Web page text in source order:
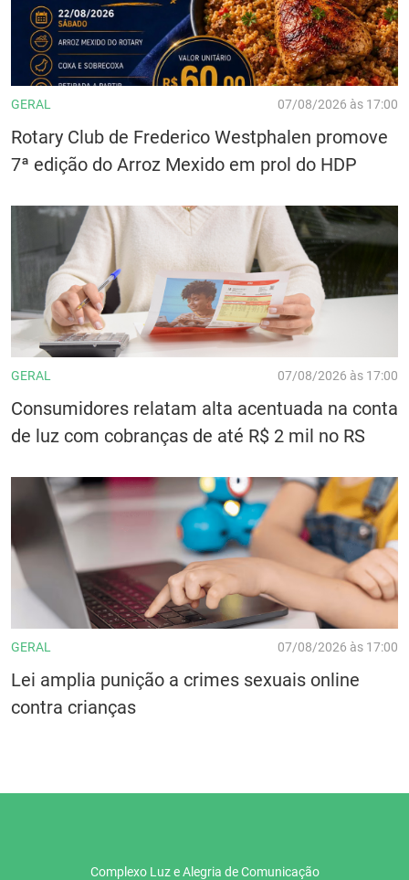
GERAL 07/08/2026 às 17:00
Rotary Club de Frederico Westphalen promove
7ª edição do Arroz Mexido em prol do HDP
GERAL 07/08/2026 às 17:00
Consumidores relatam alta acentuada na conta
de luz com cobranças de até R$ 2 mil no RS
GERAL 07/08/2026 às 17:00
Lei amplia punição a crimes sexuais online
contra crianças
Complexo Luz e Alegria de Comunicação